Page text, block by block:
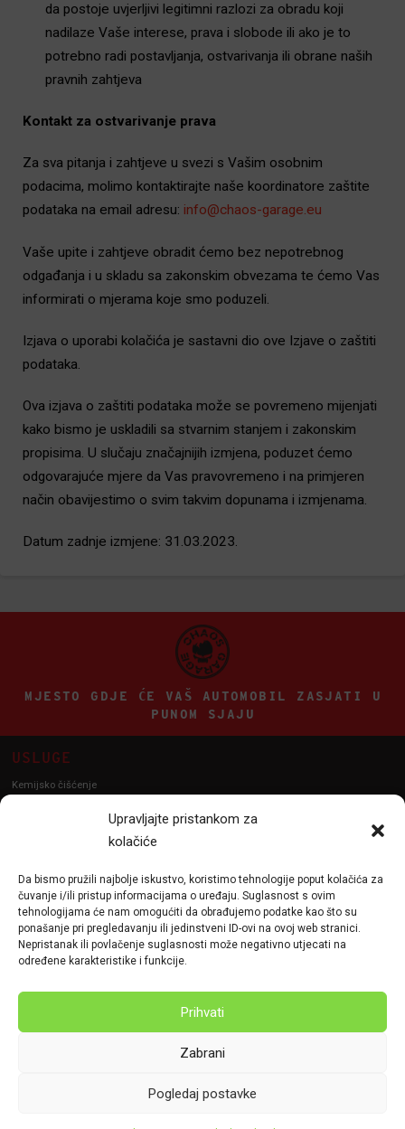
Upravljajte pristankom za
kolačiće
Da bismo pružili najbolje iskustvo, koristimo tehnologije poput kolačića za
čuvanje i/ili pristup informacijama o uređaju. Suglasnost s ovim
tehnologijama će nam omogućiti da obrađujemo podatke kao što su
ponašanje pri pregledavanju ili jedinstveni ID-ovi na ovoj web stranici.
Nepristanak ili povlačenje suglasnosti može negativno utjecati na
određene karakteristike i funkcije.
Prihvati
Zabrani
Pogledaj postavke
da postoje uvjerljivi legitimni razlozi za obradu koji
nadilaze Vaše interese, prava i slobode ili ako je to
potrebno radi postavljanja, ostvarivanja ili obrane naših
pravnih zahtjeva
Kontakt za ostvarivanje prava
Za sva pitanja i zahtjeve u svezi s Vašim osobnim
podacima, molimo kontaktirajte naše koordinatore zaštite
podataka na email adresu: info@chaos-garage.eu
Vaše upite i zahtjeve obradit ćemo bez nepotrebnog
odgađanja i u skladu sa zakonskim obvezama te ćemo Vas
informirati o mjerama koje smo poduzeli.
Izjava o uporabi kolačića je sastavni dio ove Izjave o zaštiti
podataka.
Ova izjava o zaštiti podataka može se povremeno mijenjati
kako bismo je uskladili sa stvarnim stanjem i zakonskim
propisima. U slučaju značajnijih izmjena, poduzet ćemo
odgovarajuće mjere da Vas pravovremeno i na primjeren
način obavijestimo o svim takvim dopunama i izmjenama.
Datum zadnje izmjene: 31.03.2023.
MJESTO GDJE ĆE VAŠ AUTOMOBIL ZASJATI U
PUNOM SJAJU
USLUGE
Kemijsko čišćenje
PPF
Keramička zaštita vozila
KONTAKT
info@chaos-garage.eu
Sarajevska cesta 29, 10000 Zagreb